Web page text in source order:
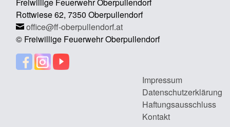
Rottwiese 62, 7350 Oberpullendorf
office@ff-oberpullendorf.at
© Freiwillige Feuerwehr Oberpullendorf
Impressum
Datenschutzerklärung
Haftungsausschluss
Kontakt